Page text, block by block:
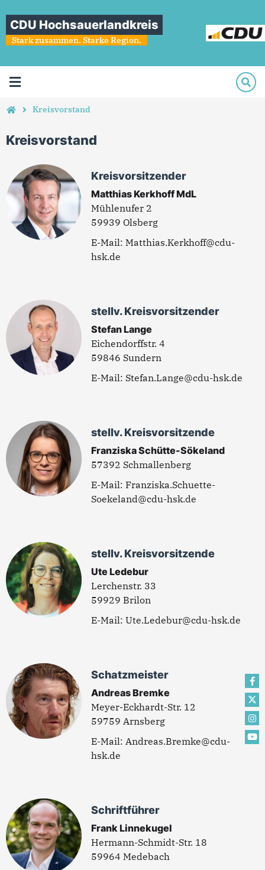
CDU Hochsauerlandkreis
Stark zusammen. Starke Region.
Kreisvorstand
Kreisvorstand
Kreisvorsitzender
Matthias Kerkhoff MdL
Mühlenufer 2
59939 Olsberg
Matthias.Kerkhoff@cdu-
hsk.de
stellv. Kreisvorsitzender
Stefan Lange
Eichendorffstr. 4
59846 Sundern
Stefan.Lange@cdu-hsk.de
stellv. Kreisvorsitzende
Franziska Schütte-Sökeland
57392 Schmallenberg
Franziska.Schuette-
Soekeland@cdu-hsk.de
stellv. Kreisvorsitzende
Ute Ledebur
Lerchenstr. 33
59929 Brilon
Ute.Ledebur@cdu-hsk.de
Schatzmeister
Andreas Bremke
Meyer-Eckhardt-Str. 12
59759 Arnsberg
Andreas.Bremke@cdu-
hsk.de
Schriftführer
Frank Linnekugel
Hermann-Schmidt-Str. 18
59964 Medebach